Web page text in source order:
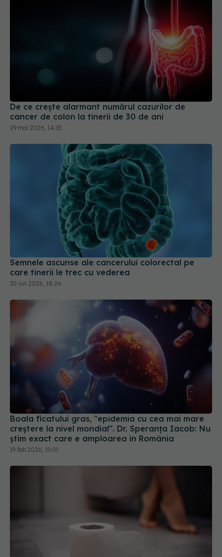
De ce crește alarmant numărul cazurilor de
cancer de colon la tinerii de 30 de ani
29 mai 2026, 14:35
Semnele ascunse ale cancerului colorectal pe
care tinerii le trec cu vederea
30 iun 2026, 18:26
Boala ficatului gras, "epidemia cu cea mai mare
creștere la nivel mondial". Dr. Speranța Iacob: Nu
știm exact care e amploarea în România
19 feb 2026, 19:01